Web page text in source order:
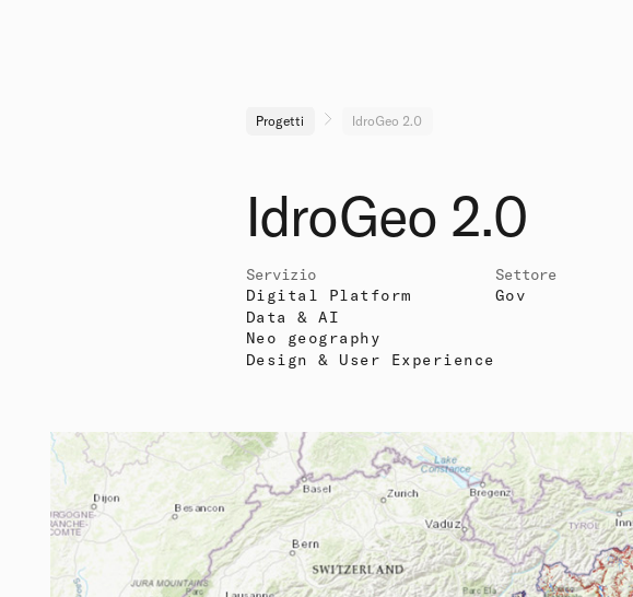
Progetti IdroGeo 2.0
IdroGeo 2.0
Servizio
Digital Platform
Data & AI
Neo geography
Design & User Experience
Settore
Gov